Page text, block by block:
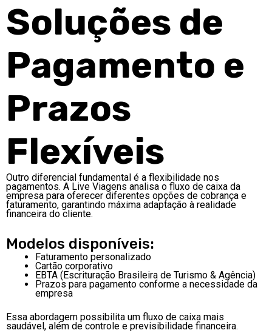
Soluções de
Pagamento e
Prazos
Flexíveis
Outro diferencial fundamental é a flexibilidade nos
pagamentos. A Live Viagens analisa o fluxo de caixa da
empresa para oferecer diferentes opções de cobrança e
faturamento, garantindo máxima adaptação à realidade
financeira do cliente.
Modelos disponíveis:
Faturamento personalizado
Cartão corporativo
EBTA (Escrituração Brasileira de Turismo & Agência)
Prazos para pagamento conforme a necessidade da
empresa
Essa abordagem possibilita um fluxo de caixa mais
saudável, além de controle e previsibilidade financeira.